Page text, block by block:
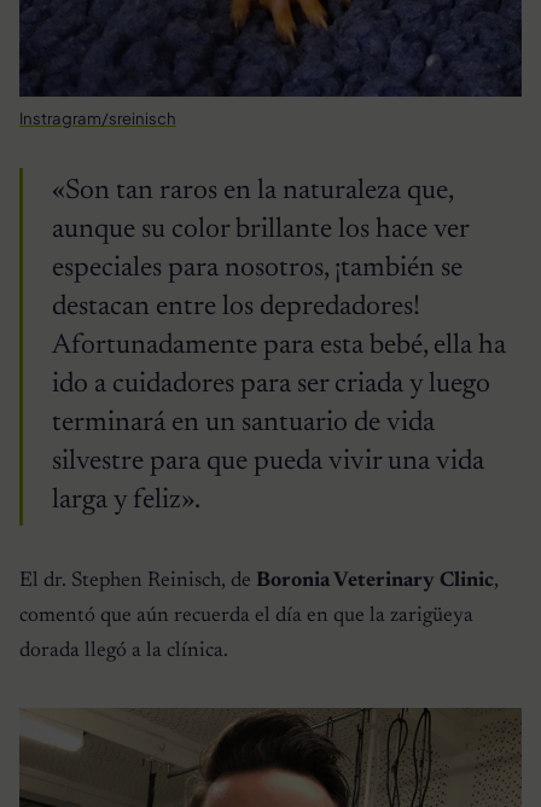
Instragram/sreinisch
«Son tan raros en la naturaleza que,
aunque su color brillante los hace ver
especiales para nosotros, ¡también se
destacan entre los depredadores!
Afortunadamente para esta bebé, ella ha
ido a cuidadores para ser criada y luego
terminará en un santuario de vida
silvestre para que pueda vivir una vida
larga y feliz».
El dr. Stephen Reinisch, de Boronia Veterinary Clinic,
comentó que aún recuerda el día en que la zarigüeya
dorada llegó a la clínica.